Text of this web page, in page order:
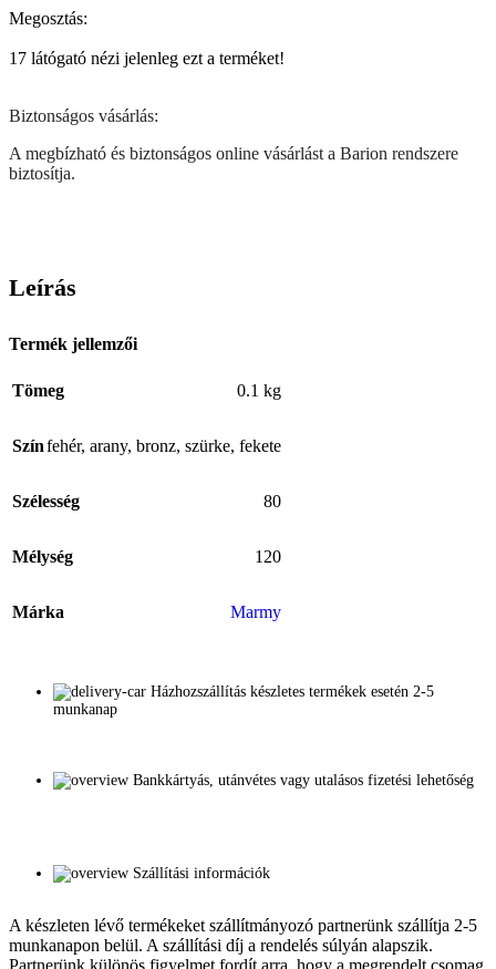
Megosztás:
17 látógató nézi jelenleg ezt a terméket!
Biztonságos vásárlás:
A megbízható és biztonságos online vásárlást a Barion rendszere
biztosítja.
Leírás
Termék jellemzői
Tömeg 0.1 kg
Színfehér, arany, bronz, szürke, fekete
Szélesség 80
Mélység 120
Márka Marmy
Házhozszállítás készletes termékek esetén 2-5
munkanap
Bankkártyás, utánvétes vagy utalásos fizetési lehetőség
Szállítási információk
A készleten lévő termékeket szállítmányozó partnerünk szállítja 2-5
munkanapon belül. A szállítási díj a rendelés súlyán alapszik.